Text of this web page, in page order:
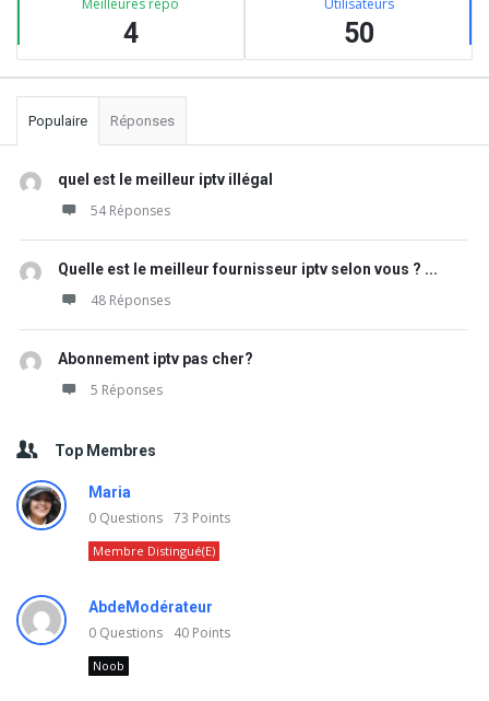
Meilleures répo
4
Utilisateurs
50
Populaire Réponses
quel est le meilleur iptv illégal
54 Réponses
Quelle est le meilleur fournisseur iptv selon vous ? ...
48 Réponses
Abonnement iptv pas cher?
5 Réponses
Top Membres
Maria
0 Questions 73 Points
Membre Distingué(e)
AbdeModérateur
0 Questions 40 Points
Noob